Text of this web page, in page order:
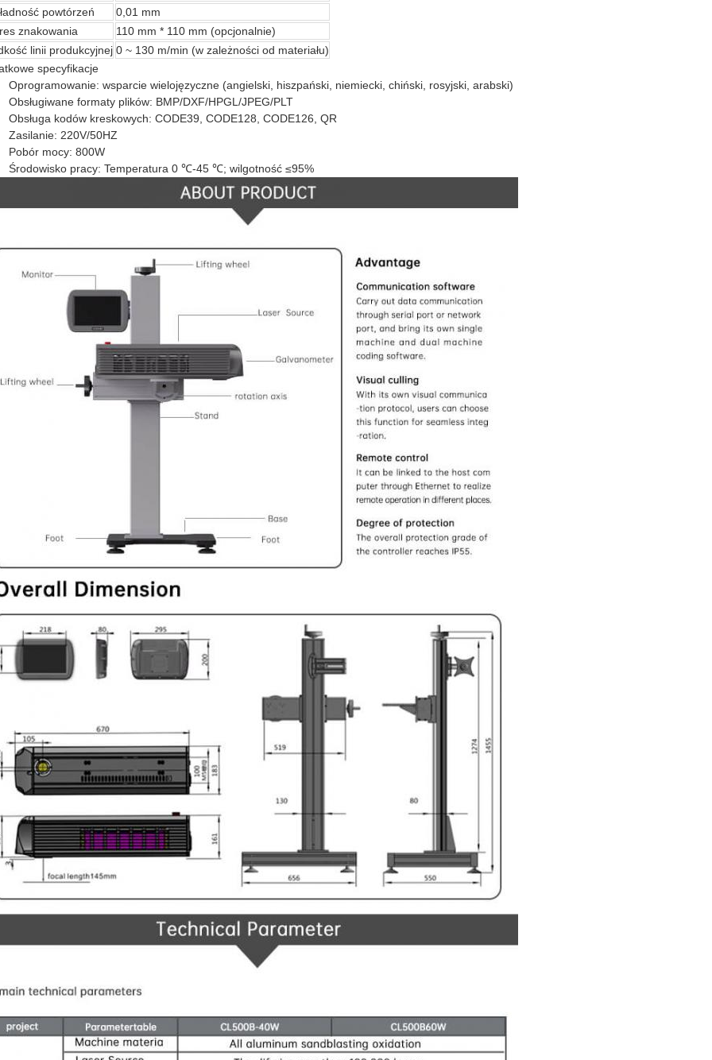
powtórzeń
0,01 mm
znakowania
110 mm * 110 mm (opcjonalnie)
linii produkcyjnej 0 ~ 130 m/min (w zależności od materiału)
specyfikacje
Oprogramowanie: wsparcie wielojęzyczne (angielski, hiszpański, niemiecki, chiński, rosyjski, arabski)
Obsługiwane formaty plików: BMP/DXF/HPGL/JPEG/PLT
Obsługa kodów kreskowych: CODE39, CODE128, CODE126, QR
Zasilanie: 220V/50HZ
Pobór mocy: 800W
Środowisko pracy: Temperatura 0 ℃-45 ℃; wilgotność ≤95%